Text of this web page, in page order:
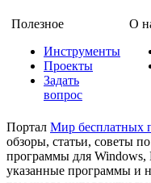
Полезное
Инструменты
Проекты
Задать
вопрос
О
Портал Мир бесплатных
обзоры, статьи, советы
программы для
указанные программы и